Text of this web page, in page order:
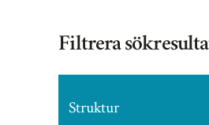
Filtrera
Struktur